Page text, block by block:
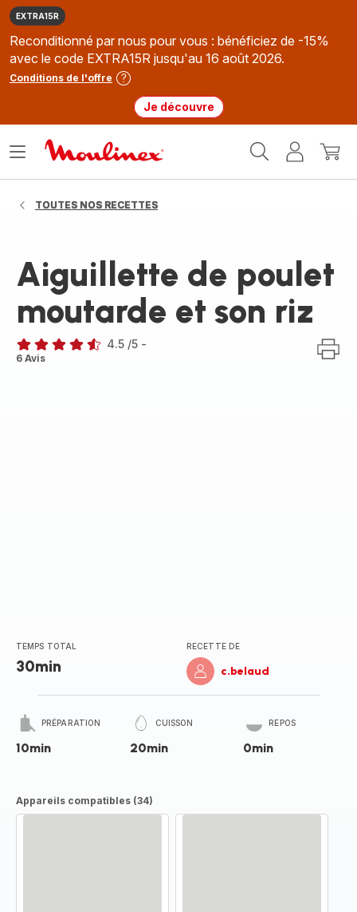
EXTRA15R
Reconditionné par nous pour vous : bénéficiez de -15%
avec le code EXTRA15R jusqu'au 16 août 2026.
Conditions de l'offre
Je découvre
MonMon
Ouvrir
TOUTES NOS RECETTES
Aiguillette de poulet
moutarde et son riz
ratings.4.5
4.5 /5 -
6 Avis
TEMPS TOTAL
30min
RECETTE DE
c.belaud
PRÉPARATION
10min
CUISSON
20min
REPOS
0min
Appareils compatibles (34)